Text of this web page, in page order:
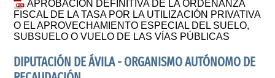
APROBACIÓN DEFINITIVA DE LA ORDENANZA
FISCAL DE LA TASA POR LA UTILIZACIÓN PRIVATIVA
O EL APROVECHAMIENTO ESPECIAL DEL SUELO,
SUBSUELO O VUELO DE LAS VÍAS PÚBLICAS
DIPUTACIÓN DE ÁVILA - ORGANISMO AUTÓNOMO DE